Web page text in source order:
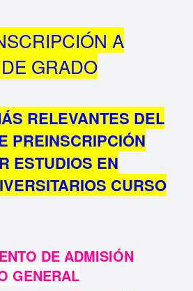
A
GRADO
RELEVANTES DEL
PREINSCRIPCIÓN
ESTUDIOS EN
CURSO
DE ADMISIÓN
GENERAL